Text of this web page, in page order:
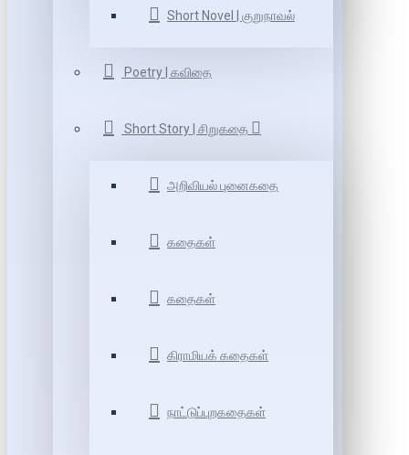
Short Novel | குறுநாவல்
Poetry | கவிதை
Short Story | சிறுகதை
அறிவியல் புனைகதை
கதைகள்
கதைகள்
கிராமியக் கதைகள்
நாட்டுப்புறகதைகள்